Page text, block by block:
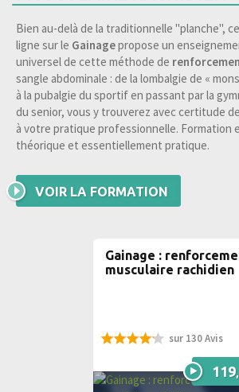
Bien au-delà de la traditionnelle "planche",
ligne sur le Gainagepropose un
universel de cette méthode de
sangle abdominale : de la lombalgie de «
à la pubalgie du sportif en passant par la
du senior, vous y trouverez avec certitude
à votre pratique professionnelle. Formation
théorique et essentiellement pratique.
VOIR LA FORMATION
Gainage :
musculaire rachidien
sur 130 Avis
119